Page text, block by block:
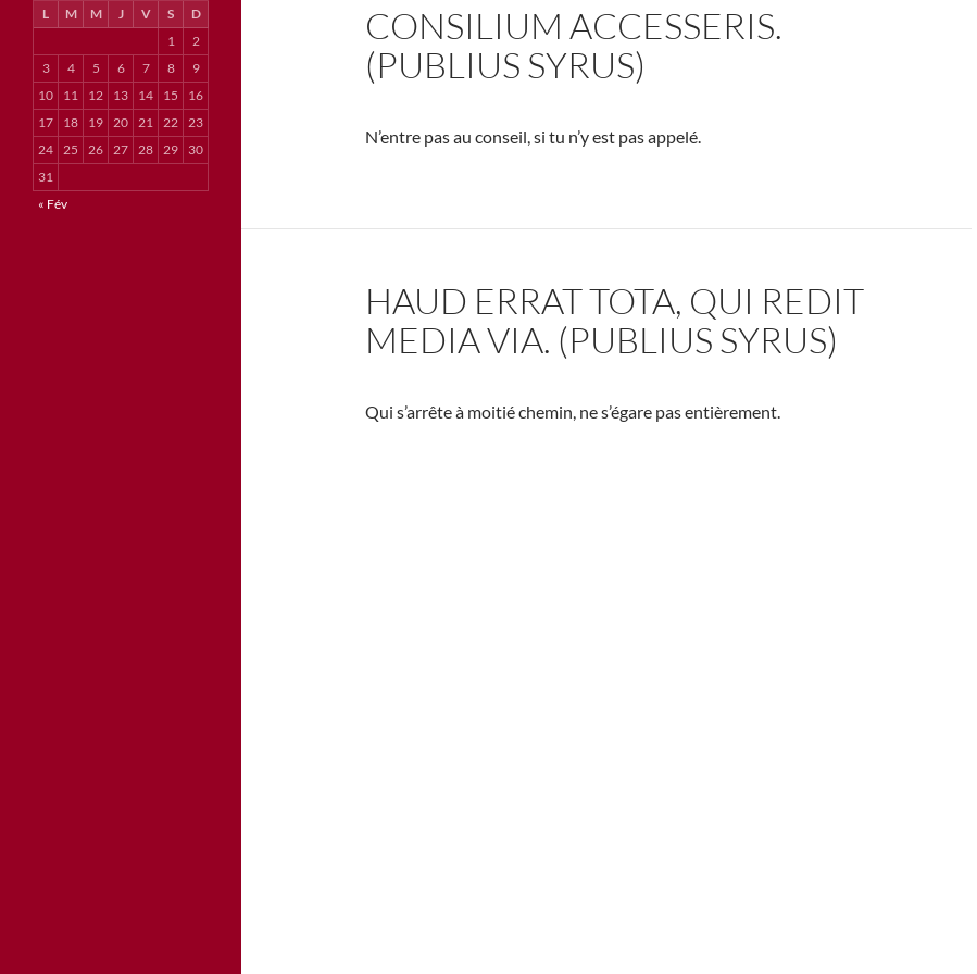
CONSILIUM ACCESSERIS.
(PUBLIUS SYRUS)
N’entre pas au conseil, si tu n’y est pas appelé.
HAUD ERRAT TOTA, QUI REDIT
MEDIA VIA. (PUBLIUS SYRUS)
Qui s’arrête à moitié chemin, ne s’égare pas entièrement.
L M M J V S
D
1
2
3
4 5 6 7 8
9
10
11 12 13 14 15
16
17
18 19 20 21 22 23
24 25 26 27 28 29
30
31
« Fév